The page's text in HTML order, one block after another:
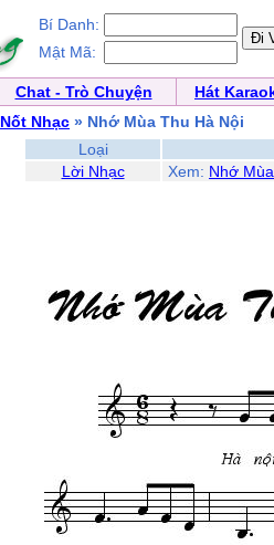
Bí Danh:
Mật Mã:
Chat - Trò Chuyện
Hát
Nốt Nhạc » Nhớ Mùa Thu Hà Nội
Loại
Lời Nhạc
Xem: Nhớ